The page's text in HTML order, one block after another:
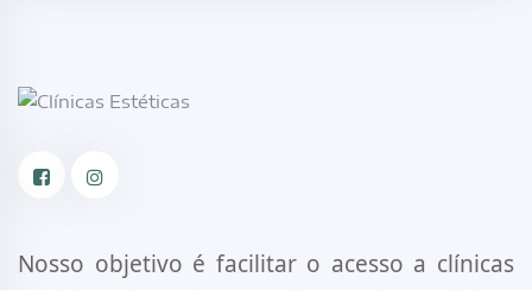
Nosso objetivo é facilitar o acesso a clínicas